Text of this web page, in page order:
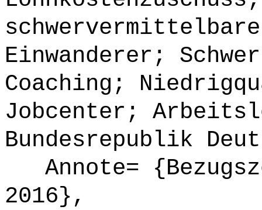
Einwanderer;
Coaching;
Jobcenter;
Bundesrepublik
Annote=
2016},